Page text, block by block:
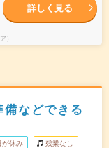
詳しく見る
）
備などできる
が休み 残業なし